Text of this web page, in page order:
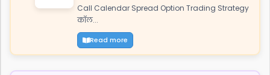
Call Calendar Spread Option Trading Strategy
कॉल...
Read more